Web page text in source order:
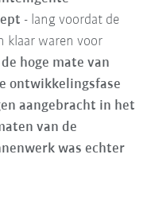
- lang voordat de
klaar waren voor
hoge mate van
ontwikkelingsfase
aangebracht in het
van de
was echter